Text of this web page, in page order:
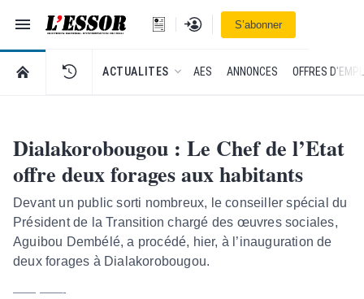
Navigation
L'Essor - retour à la une
Se connecterS’abonner
RETOUR À LA PAGE D’ACCUEIL DE L'ESSOR
ACTUALITES AES ANNONCES OFFRES
Dialakorobougou : Le Chef de l’Etat
offre deux forages aux habitants
Devant un public sorti nombreux, le conseiller spécial du
Président de la Transition chargé des œuvres sociales,
Aguibou Dembélé, a procédé, hier, à l’inauguration de
deux forages à Dialakorobougou.
—— ——-